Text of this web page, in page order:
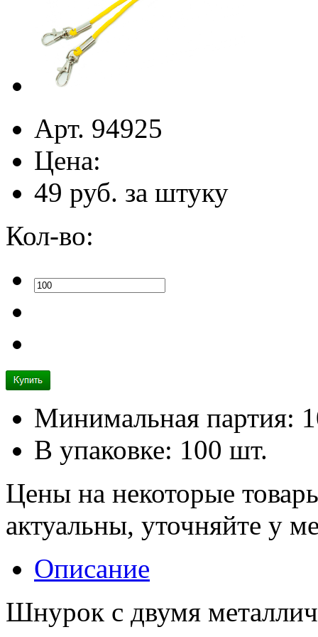
Арт. 94925
Цена:
49 руб. за штуку
Кол-во:
Минимальная партия:
В упаковке: 100 шт.
Цены на некоторые
актуальны, уточняйте у
Описание
Шнурок с двумя